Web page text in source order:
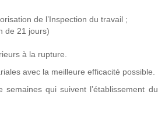
de l’Inspection du travail ;
de 21 jours)
à la rupture.
avec la meilleure efficacité possible.
qui suivent l’établissement du